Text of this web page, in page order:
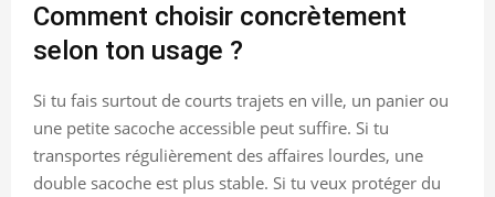
Comment choisir concrètement
selon ton usage ?
Si tu fais surtout de courts trajets en ville, un panier ou
une petite sacoche accessible peut suffire. Si tu
transportes régulièrement des affaires lourdes, une
double sacoche est plus stable. Si tu veux protéger du